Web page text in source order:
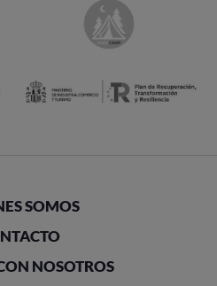
SOMOS
NOSOTROS